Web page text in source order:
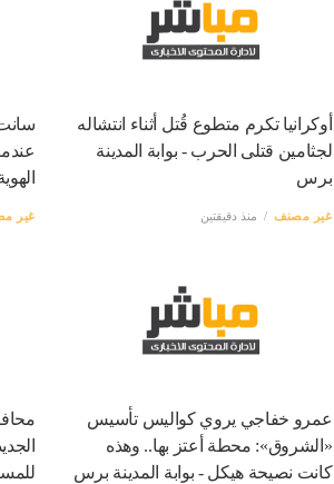
أوكرانيا تكرم متطوع قُتل أثناء انتشاله
لجثامين قتلى الحرب - بوابة المدينة
برس
غير مصنف منذ دقيقتين غير
عمرو خفاجي يروي كواليس تأسيس
«الشروق»: محطة أعتز بها.. وهذه
كانت نصيحة هيكل - بوابة المدينة برس